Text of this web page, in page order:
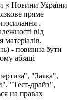
« Новини України
пряме
.
від
- повинна бути
абзаці
"Заява",
"Тест-драйв",
на правах